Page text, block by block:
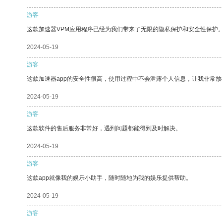
游客
这款加速器VPM应用程序已经为我们带来了无限的隐私保护和安全性保护
2024-05-19
游客
这款加速器app的安全性很高，使用过程中不会泄露个人信息，让我非常
2024-05-19
游客
这款软件的售后服务非常好，遇到问题都能得到及时解决。
2024-05-19
游客
这款app就像我的娱乐小助手，随时随地为我的娱乐提供帮助。
2024-05-19
游客